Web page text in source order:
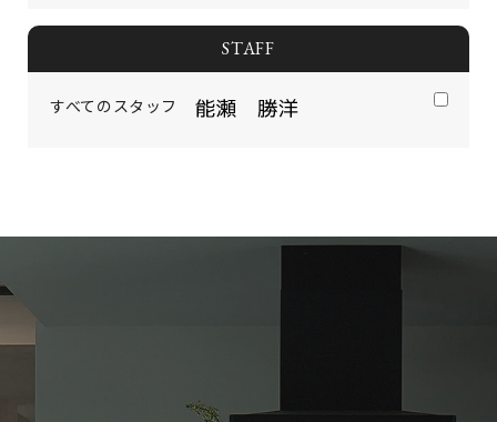
STAFF
すべてのスタッフ